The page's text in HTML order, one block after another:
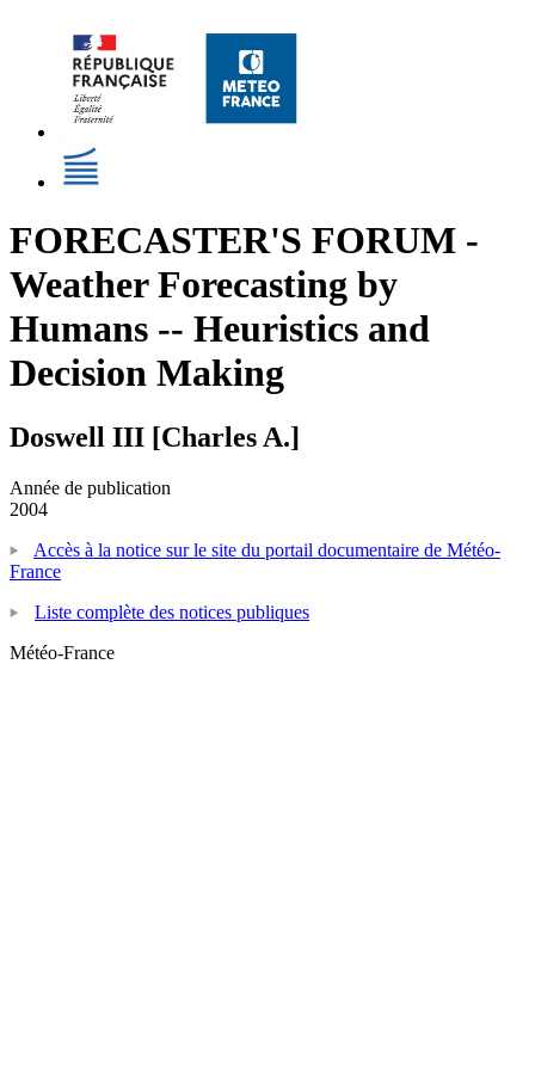
FORECASTER'S FORUM -
Weather Forecasting by
Humans -- Heuristics and
Decision Making
Doswell III [Charles A.]
Année de publication
2004
Accès à la notice sur le site du portail documentaire de Météo-
France
Liste complète des notices publiques
Météo-France